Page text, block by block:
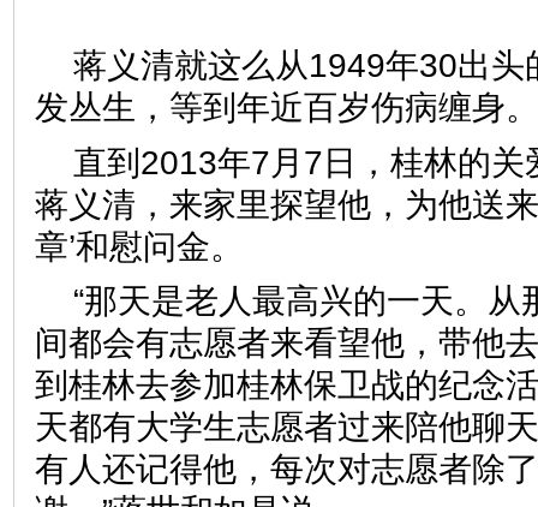
蒋义清就这么从1949年30出头
发丛生，等到年近百岁伤病缠
直到2013年7月7日，桂林的关
蒋义清，来家里探望他，为他送
章’和慰问金。
“那天是老人最高兴的一天。
间都会有志愿者来看望他，带他
到桂林去参加桂林保卫战的纪念
天都有大学生志愿者过来陪他
有人还记得他，每次对志愿者除